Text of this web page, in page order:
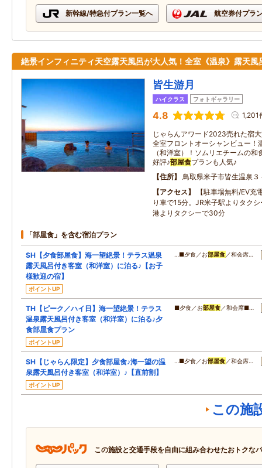
新幹線/特急付プラン一覧へ 航空券付プラ
絶景インフィニティ天空露天風呂が大人気！全室《温泉》露天風
皆生游月
ハイクラス フォトギャラリー
4.8 1,201
じゃらんアワード2023売れた宿
全室フロントオーシャンビュー！
（和洋室）！ソムリエチームの
好評♪部屋食プランも人気♪
住所
鳥取県米子市皆生温泉３
アクセス
【駐車場無料/EV充
り車で15分。JR米子駅よりタク
港よりタクシーで30分
「部屋食」を含む宿泊プラン
SH【夕食部屋食】海一望絶景！テラス温泉
露天風呂付き客室（和洋室）に泊る♪【お子
様歓迎の宿】
ポイントUP
…■夕食／お部屋食／和会席…
TH【ピーク／ハイ日】海一望絶景！テラス
温泉露天風呂付き客室（和洋室）に泊る♪夕
食部屋食プラン
ポイントUP
■夕食／お部屋食／和会席■…
SH【じゃらん限定】夕食部屋食♪海一望の温
泉露天風呂付き客室（和洋室）♪【直前割】
ポイントUP
…■夕食／お部屋食／和会席…
この施
この施設と交通手段を自由に組み合わせたおトクな